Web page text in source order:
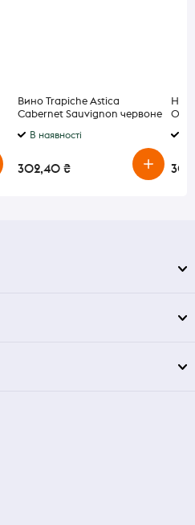
Вино Trapiche Astica
Cabernet Sauvignon червоне
В наявності
302,40 ₴